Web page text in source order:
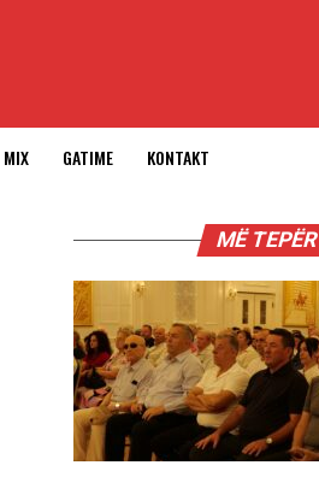
MIX GATIME KONTAKT
MË TEPËR